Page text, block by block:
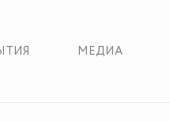
МЕДИА